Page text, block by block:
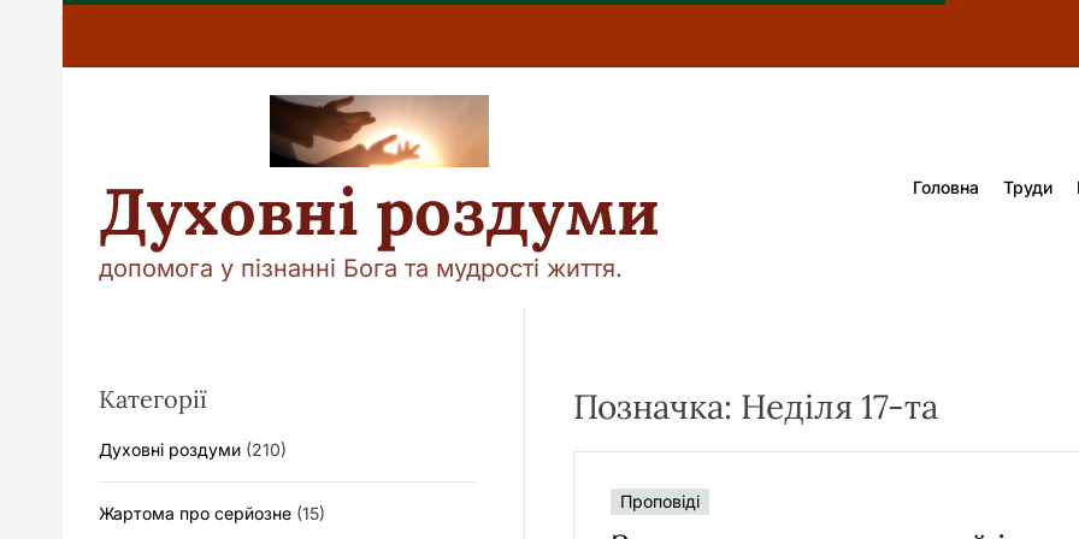
П
р
Духовні роздуми
допомога у пізнанні Бога та мудрості життя.
Головна Труди
Позначка: Неділя 17-та
Проповіді
Категорії
Духовні роздуми (210)
Жартома про серйозне (15)